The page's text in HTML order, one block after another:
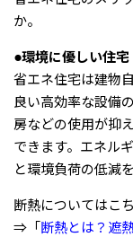
か。
●環境に優しい住宅
省エネ住宅は建物
良い高効率な設備
房などの使用が抑
できます。エネル
と環境負荷の低減
断熱についてはこ
⇒「 断熱とは？遮